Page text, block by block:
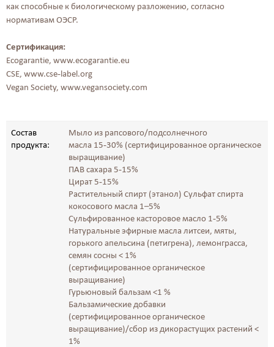
как способные к биологическому разложению, согласно
нормативам ОЭСР.
Сертификация:
Ecogarantie, www.ecogarantie.eu
CSE, www.cse-label.org
Vegan Society, www.vegansociety.com
Состав
продукта:
Мыло из рапсового/подсолнечного
масла 15-30% (сертифицированное органическое
выращивание)
ПАВ сахара 5-15%
Цират 5-15%
Растительный спирт (этанол) Сульфат спирта
кокосового масла 1–5%
Сульфированное касторовое масло 1-5%
Натуральные эфирные масла литсеи, мяты,
горького апельсина (петигрена), лемонграсса,
семян сосны < 1%
(сертифицированное органическое
выращивание)
Гурьюновый бальзам <1 %
Бальзамические добавки
(сертифицированное органическое
выращивание)/сбор из дикорастущих растений <
1%